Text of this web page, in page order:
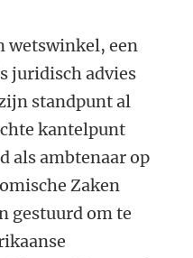
wetswinkel, een
juridisch advies
standpunt al
kantelpunt
als ambtenaar op
Zaken
gestuurd om te